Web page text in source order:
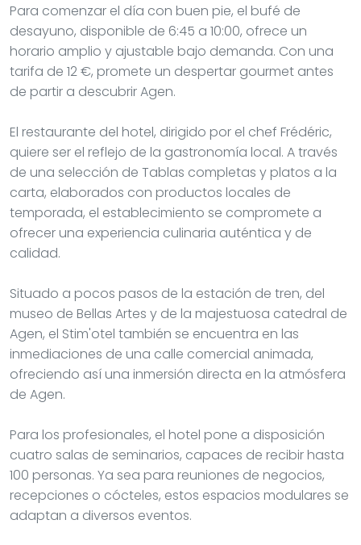
Para comenzar el día con buen pie, el bufé de
desayuno, disponible de 6:45 a 10:00, ofrece un
horario amplio y ajustable bajo demanda. Con una
tarifa de 12 €, promete un despertar gourmet antes
de partir a descubrir Agen.
El restaurante del hotel, dirigido por el chef Frédéric,
quiere ser el reflejo de la gastronomía local. A través
de una selección de Tablas completas y platos a la
carta, elaborados con productos locales de
temporada, el establecimiento se compromete a
ofrecer una experiencia culinaria auténtica y de
calidad.
Situado a pocos pasos de la estación de tren, del
museo de Bellas Artes y de la majestuosa catedral de
Agen, el Stim'otel también se encuentra en las
inmediaciones de una calle comercial animada,
ofreciendo así una inmersión directa en la atmósfera
de Agen.
Para los profesionales, el hotel pone a disposición
cuatro salas de seminarios, capaces de recibir hasta
100 personas. Ya sea para reuniones de negocios,
recepciones o cócteles, estos espacios modulares se
adaptan a diversos eventos.